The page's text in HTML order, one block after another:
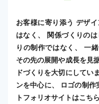
お客様に寄り添う デザ
はなく、 関係づくりの
りの制作ではなく、 一
その先の展開や成長を見
ドづくりを大切にしてい
ンを中心に、 ロゴの制
トフォリオサイトはこ